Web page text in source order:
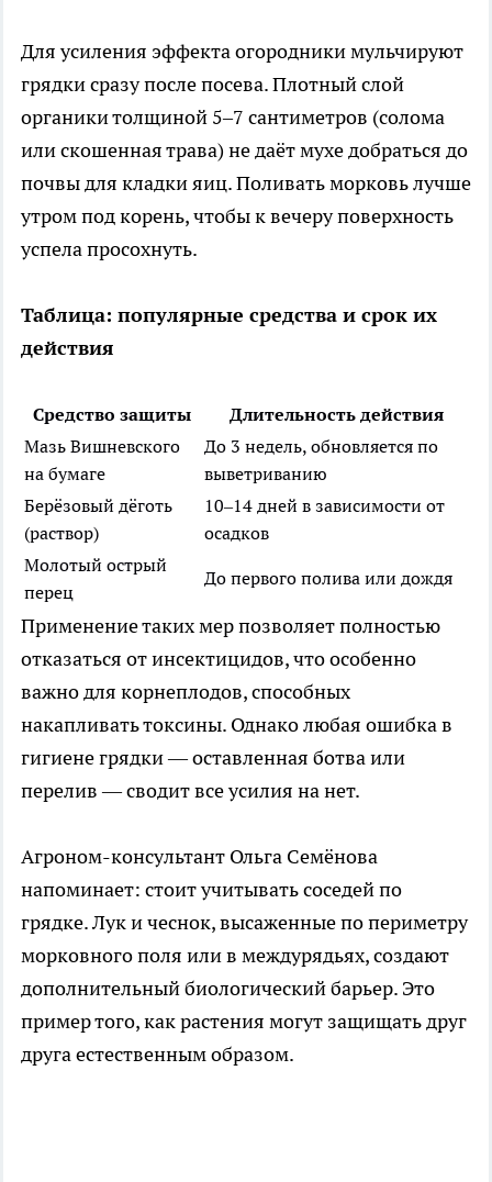
Для усиления эффекта огородники мульчируют
грядки сразу после посева. Плотный слой
органики толщиной 5–7 сантиметров (солома
или скошенная трава) не даёт мухе добраться до
почвы для кладки яиц. Поливать морковь лучше
утром под корень, чтобы к вечеру поверхность
успела просохнуть.
Таблица: популярные средства и срок их
действия
Средство защиты
Длительность действия
Мазь Вишневского
на бумаге
До 3 недель, обновляется по
выветриванию
Берёзовый дёготь
(раствор)
10–14 дней в зависимости от
осадков
Молотый острый
перец
До первого полива или дождя
Применение таких мер позволяет полностью
отказаться от инсектицидов, что особенно
важно для корнеплодов, способных
накапливать токсины. Однако любая ошибка в
гигиене грядки — оставленная ботва или
перелив — сводит все усилия на нет.
Агроном-консультант Ольга Семёнова
напоминает: стоит учитывать соседей по
грядке. Лук и чеснок, высаженные по периметру
морковного поля или в междурядьях, создают
дополнительный биологический барьер. Это
пример того, как растения могут защищать друг
друга естественным образом.